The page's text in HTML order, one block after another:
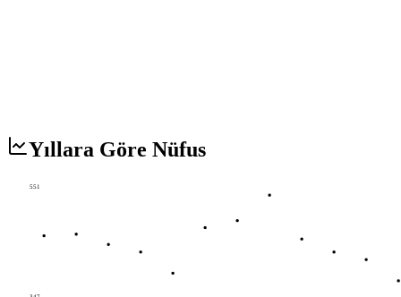
Yıllara Göre Nüfus
551